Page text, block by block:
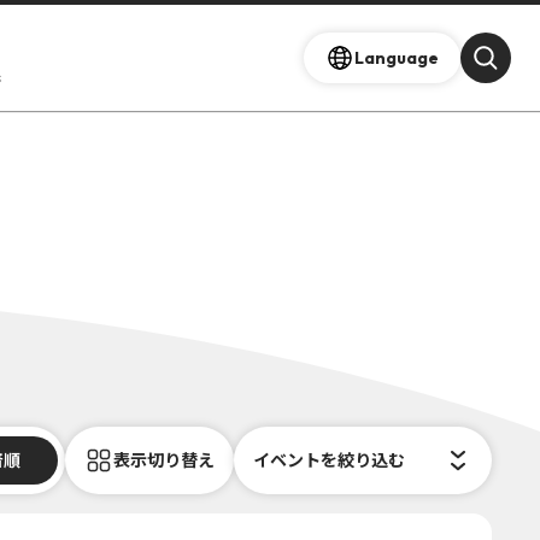
Language
順 表示切り替え イベントを絞り込む